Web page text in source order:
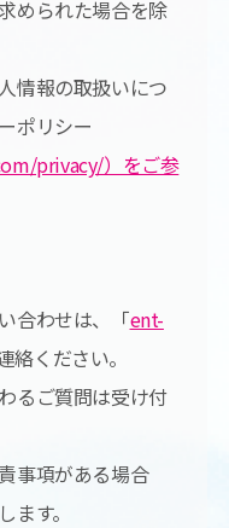
められた場合を除
情報の取扱いにつ
ポリシー
privacy/）をご参
合わせは、「ent-
絡ください。
るご質問は受け付
事項がある場合
す。